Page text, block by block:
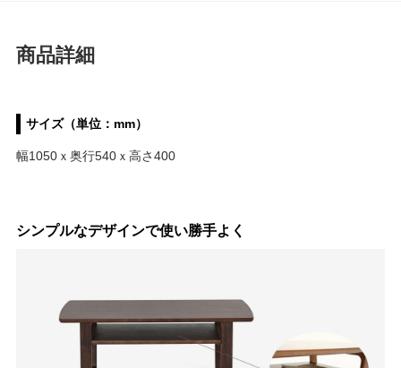
商品詳細
サイズ（単位：mm）
幅1050ｘ奥行540ｘ高さ400
シンプルなデザインで使い勝手よく